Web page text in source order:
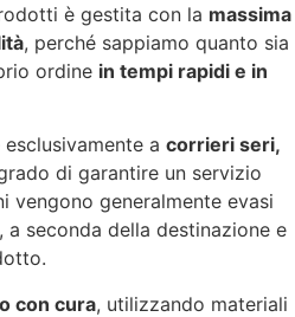
è gestita con la massima
, perché sappiamo quanto sia
ordine in tempi rapidi e in
a corrieri seri,
di garantire un servizio
vengono generalmente evasi
, a seconda della destinazione e
con cura, utilizzando materiali